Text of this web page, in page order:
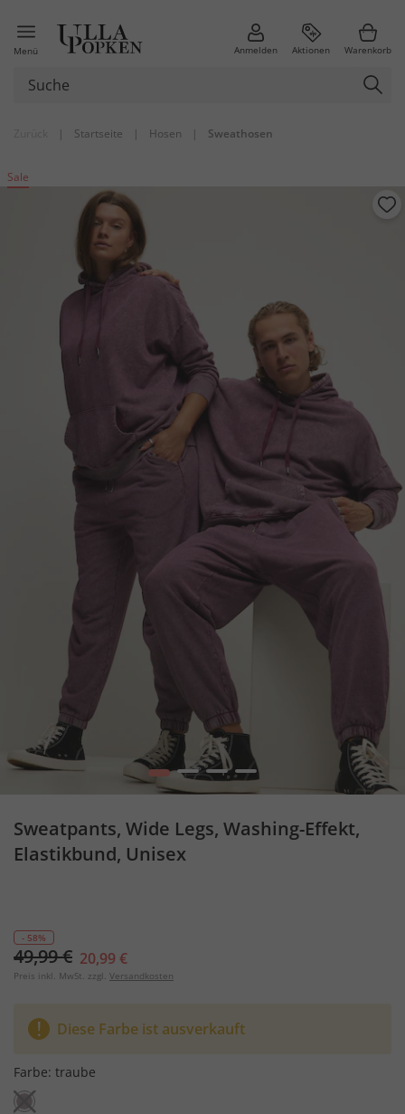
Menü Anmelden Aktionen Warenkorb
| Startseite | Hosen | Sweathosen
Sale
1 2 3 4
Sweatpants, Wide Legs, Washing-Effekt,
Elastikbund, Unisex
- 58%
49,99 € 20,99 €
Preis inkl. MwSt. zzgl. Versandkosten
Diese Farbe ist ausverkauft
Farbe: traube